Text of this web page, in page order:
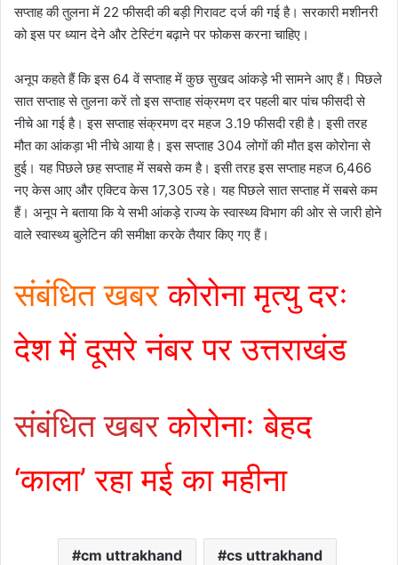
सप्ताह की तुलना में 22 फीसदी की बड़ी गिरावट दर्ज की गई है। सरकारी मशीनरी
को इस पर ध्यान देने और टेस्टिंग बढ़ाने पर फोकस करना चाहिए।
अनूप कहते हैं कि इस 64 वें सप्ताह में कुछ सुखद आंकड़े भी सामने आए हैं। पिछले
सात सप्ताह से तुलना करें तो इस सप्ताह संक्रमण दर पहली बार पांच फीसदी से
नीचे आ गई है। इस सप्ताह संक्रमण दर महज 3.19 फीसदी रही है। इसी तरह
मौत का आंकड़ा भी नीचे आया है। इस सप्ताह 304 लोगों की मौत इस कोरोना से
हुई। यह पिछले छह सप्ताह में सबसे कम है। इसी तरह इस सप्ताह महज 6,466
नए केस आए और एक्टिव केस 17,305 रहे। यह पिछले सात सप्ताह में सबसे कम
हैं। अनूप ने बताया कि ये सभी आंकड़े राज्य के स्वास्थ्य विभाग की ओर से जारी होने
वाले स्वास्थ्य बुलेटिन की समीक्षा करके तैयार किए गए हैं।
संबंधित खबरकोरोना मृत्यु दरः
देश में दूसरे नंबर पर उत्तराखंड
संबंधित खबरकोरोनाः बेहद
‘काला’ रहा मई का महीना
cm uttrakhand cs uttrakhand